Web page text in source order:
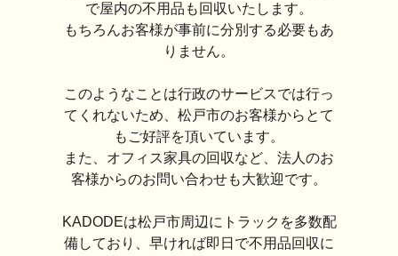
で屋内の不用品も回収いたします。
もちろんお客様が事前に分別する必要もあ
りません。
このようなことは行政のサービスでは行っ
てくれないため、松戸市のお客様からとて
もご好評を頂いています。
また、オフィス家具の回収など、法人のお
客様からのお問い合わせも大歓迎です。
KADODEは松戸市周辺にトラックを多数配
備しており、早ければ即日で不用品回収に